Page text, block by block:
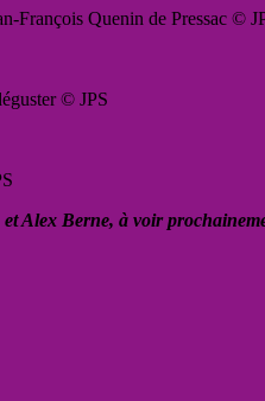
François Quenin de Pressac ©
© JPS
Alex Berne, à voir